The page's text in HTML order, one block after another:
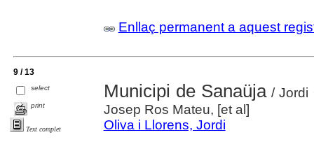
Enllaç permanent a aquest
9 / 13
select
print
Text complet
Municipi de Sanaüja/ Jordi
Josep Ros Mateu, [et al]
Oliva i Llorens, Jordi